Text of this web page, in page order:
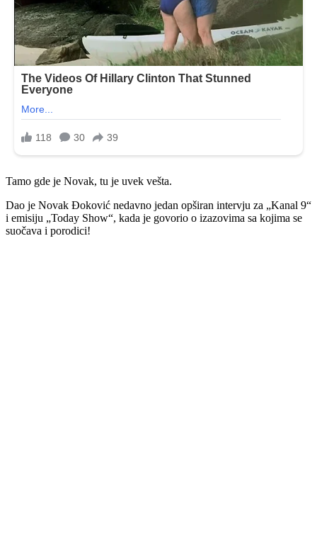
Tamo gde je Novak, tu je uvek vešta.
Dao je Novak Đoković nedavno jedan opširan intervju za „Kanal 9“
i emisiju „Today Show“, kada je govorio o izazovima sa kojima se
suočava i porodici!